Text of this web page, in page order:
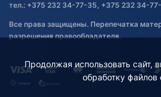
тел.: +375 232 34-77-35, +375 232 34-
Все права защищены. Перепечатка
разрешения правообладателя.
Продолжая использовать сайт,
обработку файлов